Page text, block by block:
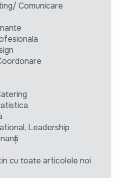
Comunicare
Leadership
cu toate articolele noi